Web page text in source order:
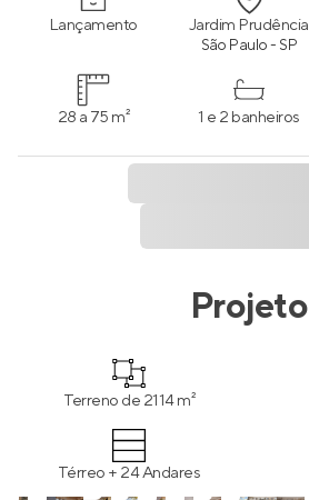
Lançamento Jardim Prudência
São Paulo - SP
28 a 75 m² 1 e 2 banheiros
Projeto
Terreno de 2114 m²
Térreo + 24 Andares